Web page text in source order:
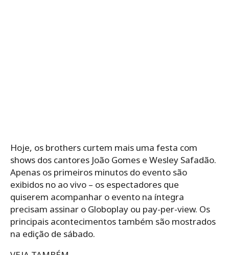
Hoje, os brothers curtem mais uma festa com
shows dos cantores João Gomes e Wesley Safadão.
Apenas os primeiros minutos do evento são
exibidos no ao vivo – os espectadores que
quiserem acompanhar o evento na íntegra
precisam assinar o Globoplay ou pay-per-view. Os
principais acontecimentos também são mostrados
na edição de sábado.